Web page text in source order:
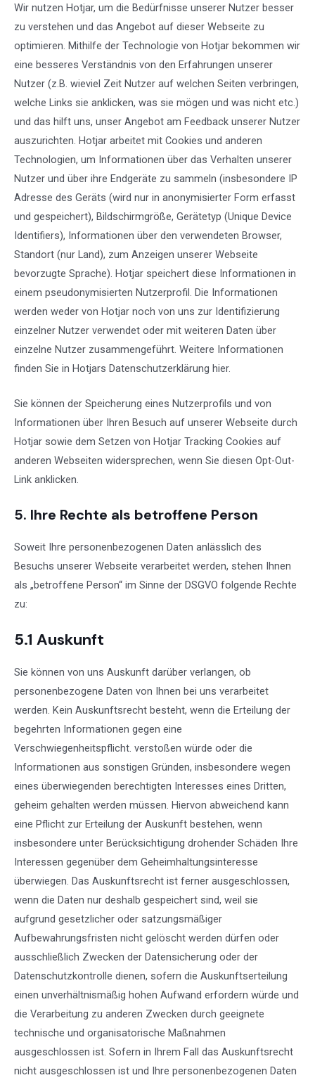
Wir nutzen Hotjar, um die Bedürfnisse unserer Nutzer besser
zu verstehen und das Angebot auf dieser Webseite zu
optimieren. Mithilfe der Technologie von Hotjar bekommen wir
eine besseres Verständnis von den Erfahrungen unserer
Nutzer (z.B. wieviel Zeit Nutzer auf welchen Seiten verbringen,
welche Links sie anklicken, was sie mögen und was nicht etc.)
und das hilft uns, unser Angebot am Feedback unserer Nutzer
auszurichten. Hotjar arbeitet mit Cookies und anderen
Technologien, um Informationen über das Verhalten unserer
Nutzer und über ihre Endgeräte zu sammeln (insbesondere IP
Adresse des Geräts (wird nur in anonymisierter Form erfasst
und gespeichert), Bildschirmgröße, Gerätetyp (Unique Device
Identifiers), Informationen über den verwendeten Browser,
Standort (nur Land), zum Anzeigen unserer Webseite
bevorzugte Sprache). Hotjar speichert diese Informationen in
einem pseudonymisierten Nutzerprofil. Die Informationen
werden weder von Hotjar noch von uns zur Identifizierung
einzelner Nutzer verwendet oder mit weiteren Daten über
einzelne Nutzer zusammengeführt. Weitere Informationen
finden Sie in Hotjars Datenschutzerklärung hier.
Sie können der Speicherung eines Nutzerprofils und von
Informationen über Ihren Besuch auf unserer Webseite durch
Hotjar sowie dem Setzen von Hotjar Tracking Cookies auf
anderen Webseiten widersprechen, wenn Sie diesen Opt-Out-
Link anklicken.
5. Ihre Rechte als betroffene Person
Soweit Ihre personenbezogenen Daten anlässlich des
Besuchs unserer Webseite verarbeitet werden, stehen Ihnen
als „betroffene Person“ im Sinne der DSGVO folgende Rechte
zu:
5.1 Auskunft
Sie können von uns Auskunft darüber verlangen, ob
personenbezogene Daten von Ihnen bei uns verarbeitet
werden. Kein Auskunftsrecht besteht, wenn die Erteilung der
begehrten Informationen gegen eine
Verschwiegenheitspflicht. verstoßen würde oder die
Informationen aus sonstigen Gründen, insbesondere wegen
eines überwiegenden berechtigten Interesses eines Dritten,
geheim gehalten werden müssen. Hiervon abweichend kann
eine Pflicht zur Erteilung der Auskunft bestehen, wenn
insbesondere unter Berücksichtigung drohender Schäden Ihre
Interessen gegenüber dem Geheimhaltungsinteresse
überwiegen. Das Auskunftsrecht ist ferner ausgeschlossen,
wenn die Daten nur deshalb gespeichert sind, weil sie
aufgrund gesetzlicher oder satzungsmäßiger
Aufbewahrungsfristen nicht gelöscht werden dürfen oder
ausschließlich Zwecken der Datensicherung oder der
Datenschutzkontrolle dienen, sofern die Auskunftserteilung
einen unverhältnismäßig hohen Aufwand erfordern würde und
die Verarbeitung zu anderen Zwecken durch geeignete
technische und organisatorische Maßnahmen
ausgeschlossen ist. Sofern in Ihrem Fall das Auskunftsrecht
nicht ausgeschlossen ist und Ihre personenbezogenen Daten